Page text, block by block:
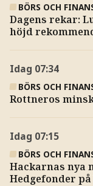
BÖRS OCH
Dagens rekar:
höjd
Idag 07:34
BÖRS OCH
Rottneros
Idag 07:15
BÖRS OCH
Hackarnas nya
Hedgefonder